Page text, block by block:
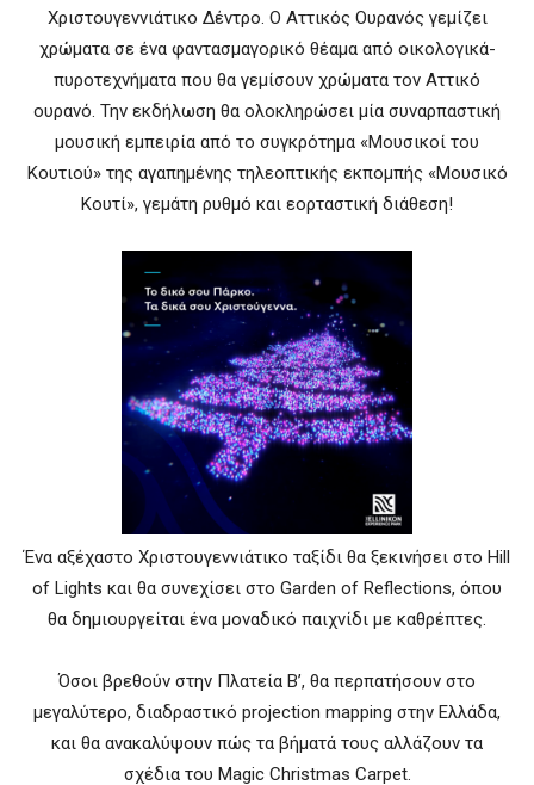
Χριστουγεννιάτικο Δέντρο. Ο Αττικός Ουρανός γεμίζει
χρώματα σε ένα φαντασμαγορικό θέαμα από οικολογικά-
πυροτεχνήματα που θα γεμίσουν χρώματα τον Αττικό
ουρανό. Την εκδήλωση θα ολοκληρώσει μία συναρπαστική
μουσική εμπειρία από το συγκρότημα «Μουσικοί του
Κουτιού» της αγαπημένης τηλεοπτικής εκπομπής «Μουσικό
Κουτί», γεμάτη ρυθμό και εορταστική διάθεση!
Ένα αξέχαστο Χριστουγεννιάτικο ταξίδι θα ξεκινήσει στο Hill
of Lights και θα συνεχίσει στο Garden of Reflections, όπου
θα δημιουργείται ένα μοναδικό παιχνίδι με καθρέπτες.
Όσοι βρεθούν στην Πλατεία Β’, θα περπατήσουν στο
μεγαλύτερο, διαδραστικό projection mapping στην Ελλάδα,
και θα ανακαλύψουν πώς τα βήματά τους αλλάζουν τα
σχέδια του Magic Christmas Carpet.